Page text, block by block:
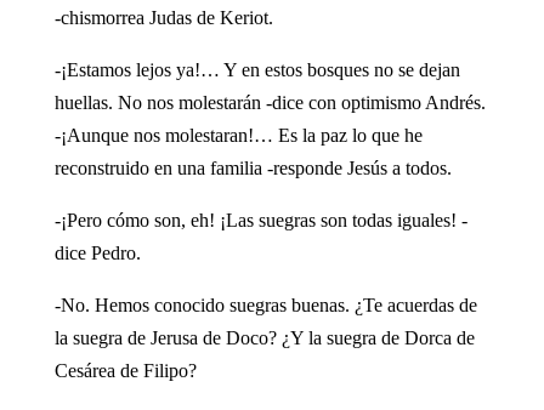
-chismorrea Judas de Keriot.
-¡Estamos lejos ya!… Y en estos bosques no se dejan
huellas. No nos molestarán -dice con optimismo Andrés.
-¡Aunque nos molestaran!… Es la paz lo que he
reconstruido en una familia -responde Jesús a todos.
-¡Pero cómo son, eh! ¡Las suegras son todas iguales! -
dice Pedro.
-No. Hemos conocido suegras buenas. ¿Te acuerdas de
la suegra de Jerusa de Doco? ¿Y la suegra de Dorca de
Cesárea de Filipo?